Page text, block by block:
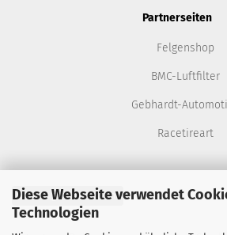
Diese Webseite verwendet
Technologien
Partnerseiten
Felgenshop
BMC-Luftfilter
Gebhardt-
Racetireart
Vertrag widerrufen